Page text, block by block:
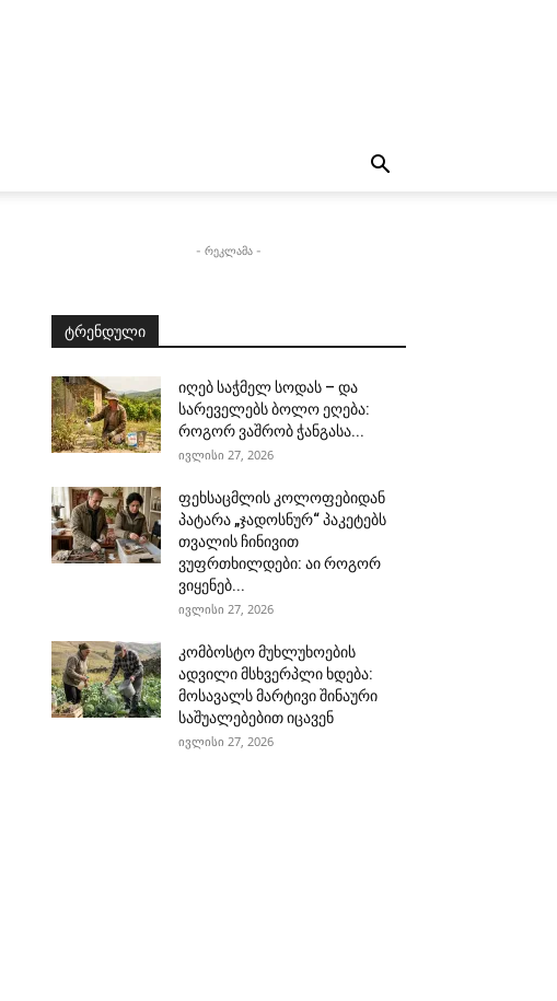
- რეკლამა -
ტრენდული
იღებ საჭმელ სოდას – და
სარეველებს ბოლო ეღება:
როგორ ვაშრობ ჭანგასა...
ივლისი 27, 2026
ფეხსაცმლის კოლოფებიდან
პატარა „ჯადოსნურ“ პაკეტებს
თვალის ჩინივით
ვუფრთხილდები: აი როგორ
ვიყენებ...
ივლისი 27, 2026
კომბოსტო მუხლუხოების
ადვილი მსხვერპლი ხდება:
მოსავალს მარტივი შინაური
საშუალებებით იცავენ
ივლისი 27, 2026